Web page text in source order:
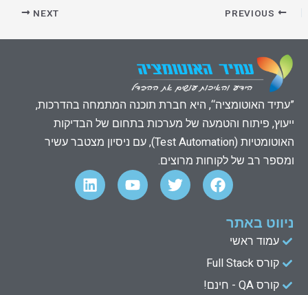
NEXT
”עתיד האוטומציה“, היא חברת תוכנה המתמחה בהדרכות,
ייעוץ, פיתוח והטמעה של מערכות בתחום של הבדיקות
האוטומטיות (Test Automation), עם ניסיון מצטבר עשיר
ומספר רב של לקוחות מרוצים.
F
a
c
o
k
T
w
i
Y
o
u
L
i
n
ניווט באתר
עמוד ראשי
קורס Full Stack
קורס QA - חינם!